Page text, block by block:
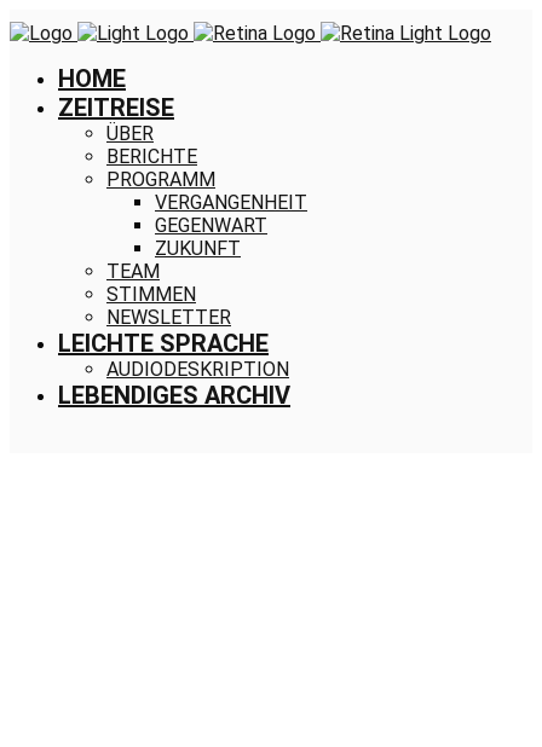
HOME
ZEITREISE
ÜBER
BERICHTE
PROGRAMM
VERGANGENHEIT
GEGENWART
ZUKUNFT
TEAM
STIMMEN
NEWSLETTER
LEICHTE SPRACHE
AUDIODESKRIPTION
LEBENDIGES ARCHIV